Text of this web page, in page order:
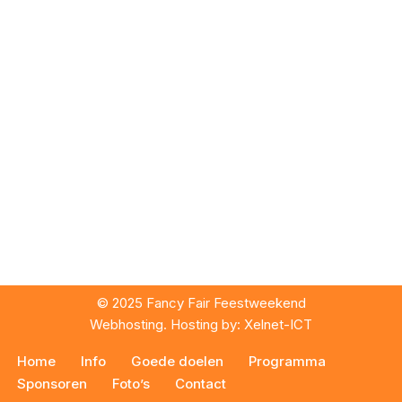
© 2025 Fancy Fair Feestweekend
Webhosting. Hosting by: Xelnet-ICT
Home Info Goede doelen
Programma
Sponsoren
Foto’s Contact